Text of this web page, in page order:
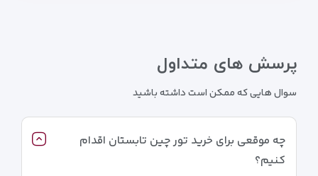
پرسش های متداول
سوال هایی که ممکن است داشته باشید
چه موقعی برای خرید تور چین تابستان اقدام
کنیم؟